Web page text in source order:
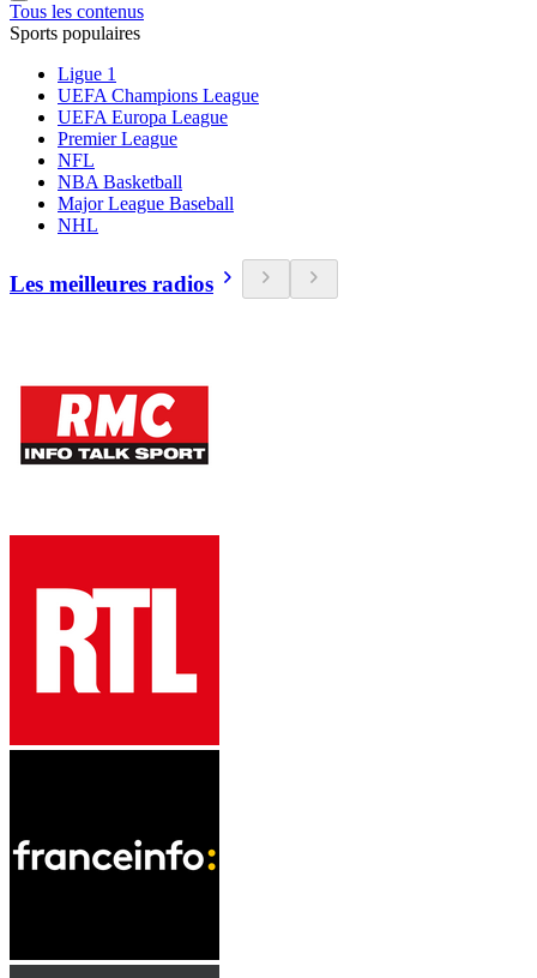
Tous les contenus
Sports populaires
Ligue 1
UEFA Champions League
UEFA Europa League
Premier League
NFL
NBA Basketball
Major League Baseball
NHL
Les meilleures radios